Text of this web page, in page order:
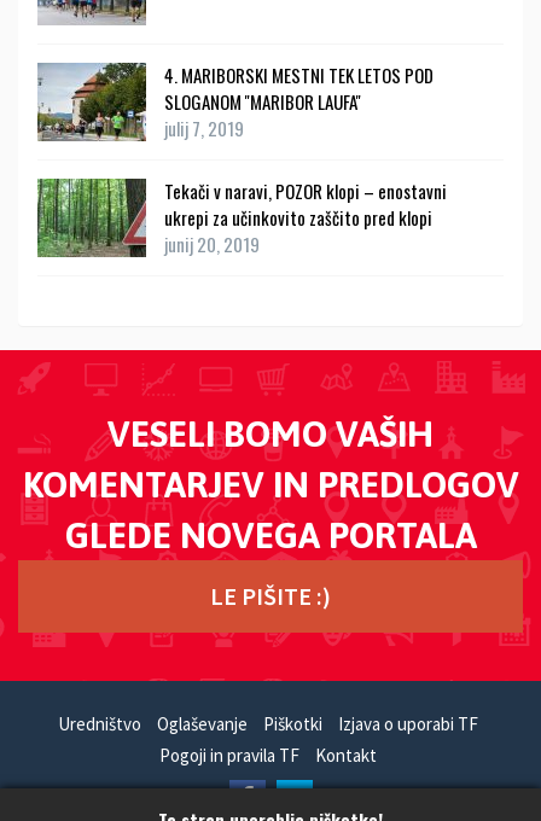
4. MARIBORSKI MESTNI TEK LETOS POD
SLOGANOM ''MARIBOR LAUFA''
julij 7, 2019
Tekači v naravi, POZOR klopi – enostavni
ukrepi za učinkovito zaščito pred klopi
junij 20, 2019
VESELI BOMO VAŠIH
KOMENTARJEV IN PREDLOGOV
GLEDE NOVEGA PORTALA
LE PIŠITE :)
Uredništvo Oglaševanje Piškotki
Izjava o uporabi TF
Pogoji in pravila TF
Kontakt